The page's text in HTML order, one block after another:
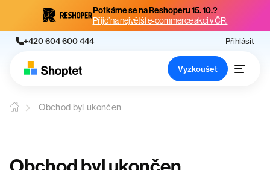
Potkáme se na Reshoperu 15. 10.?
Přijď na největší e-commerce akci v ČR.
+420 604 600 444 Přihlásit
Vyzkoušet
Obchod byl ukončen